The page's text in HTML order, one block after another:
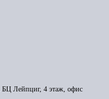
БЦ Лейпциг, 4 этаж, офис